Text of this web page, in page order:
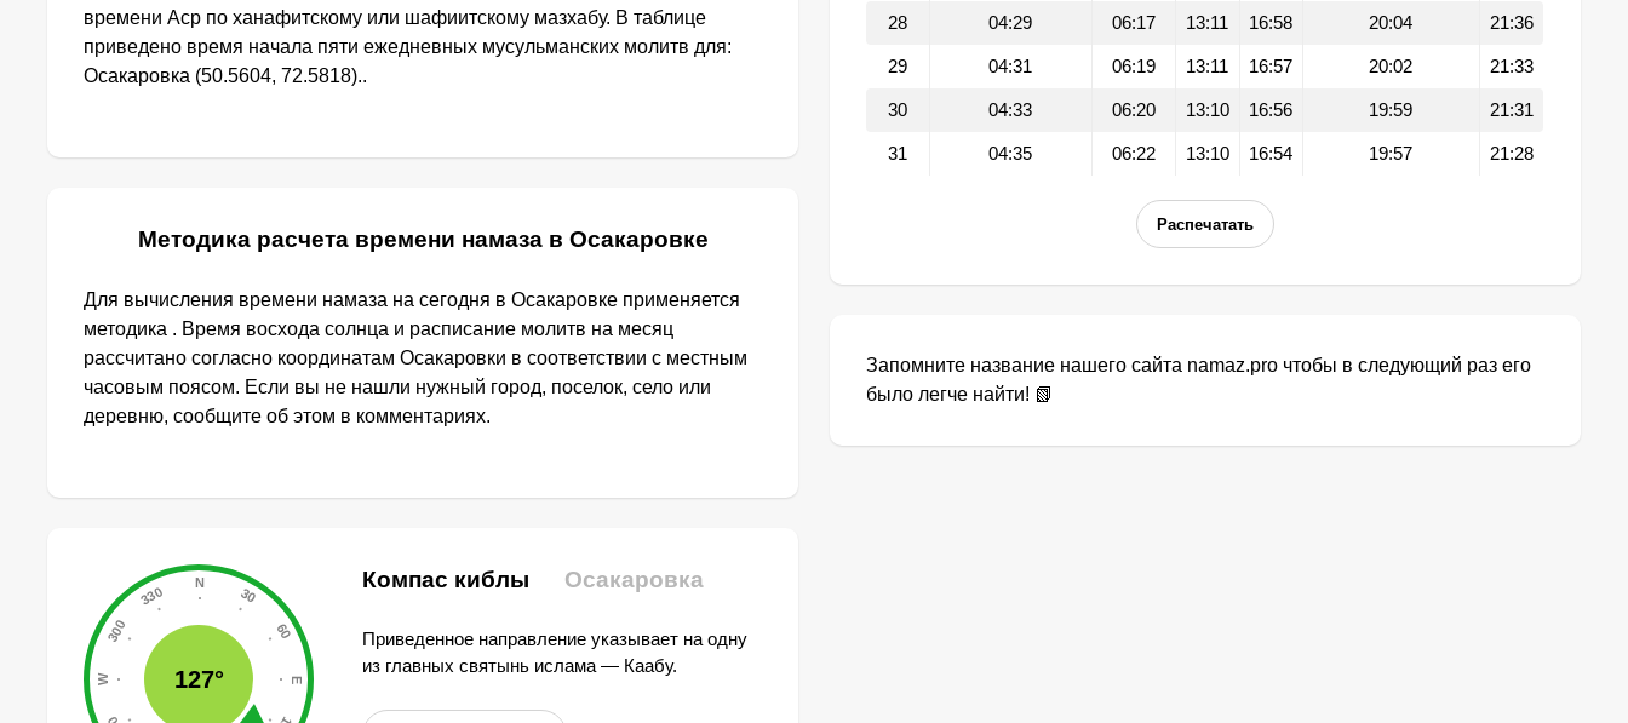
времени Аср по ханафитскому или шафиитскому мазхабу. В таблице
приведено время начала пяти ежедневных мусульманских молитв для:
Осакаровка (50.5604, 72.5818)..
Методика расчета времени намаза в Осакаровке
Для вычисления времени намаза на сегодня в Осакаровке применяется
методика . Время восхода солнца и расписание молитв на месяц
рассчитано согласно координатам Осакаровки в соответствии с местным
часовым поясом. Если вы не нашли нужный город, поселок, село или
деревню, сообщите об этом в комментариях.
127°
Компас киблы Осакаровка
Приведенное направление указывает на одну
из главных святынь ислама — Каабу.
28 04:29 06:17 13:11 16:58 20:04 21:36
29 04:31 06:19 13:11 16:57 20:02 21:33
30 04:33 06:20 13:10 16:56 19:59 21:31
31 04:35 06:22 13:10 16:54 19:57 21:28
Распечатать
Запомните название нашего сайта namaz.pro чтобы в следующий раз его
было легче найти! 📗